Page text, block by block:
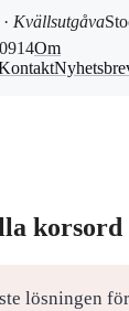
Kvällsutgåva
Om
korsord
lösningen